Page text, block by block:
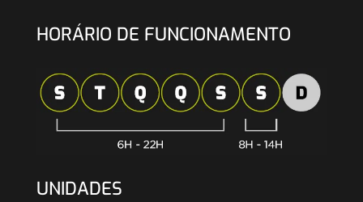
HORÁRIO DE FUNCIONAMENTO
UNIDADES